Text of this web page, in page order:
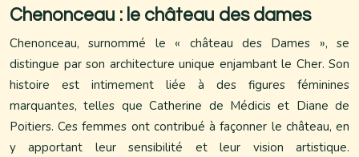
Chenonceau : le château des dames
Chenonceau, surnommé le « château des Dames », se
distingue par son architecture unique enjambant le Cher. Son
histoire est intimement liée à des figures féminines
marquantes, telles que Catherine de Médicis et Diane de
Poitiers. Ces femmes ont contribué à façonner le château, en
y apportant leur sensibilité et leur vision artistique.